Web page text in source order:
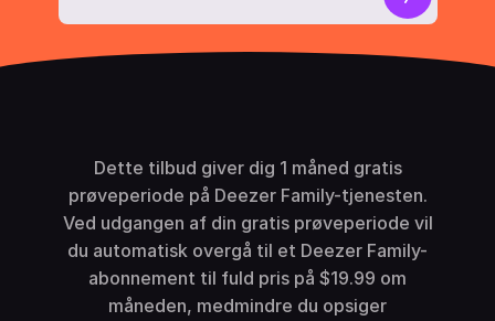
Dette tilbud giver dig 1 måned gratis
prøveperiode på Deezer Family-tjenesten.
Ved udgangen af din gratis prøveperiode vil
du automatisk overgå til et Deezer Family-
abonnement til fuld pris på $19.99 om
måneden, medmindre du opsiger